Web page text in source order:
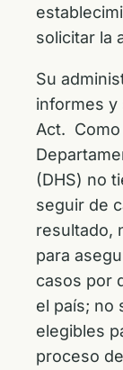
solicitar la
Su
informes y
Act.
(DHS) no
seguir de
resultado,
para
casos por
el país; no
elegibles
proceso